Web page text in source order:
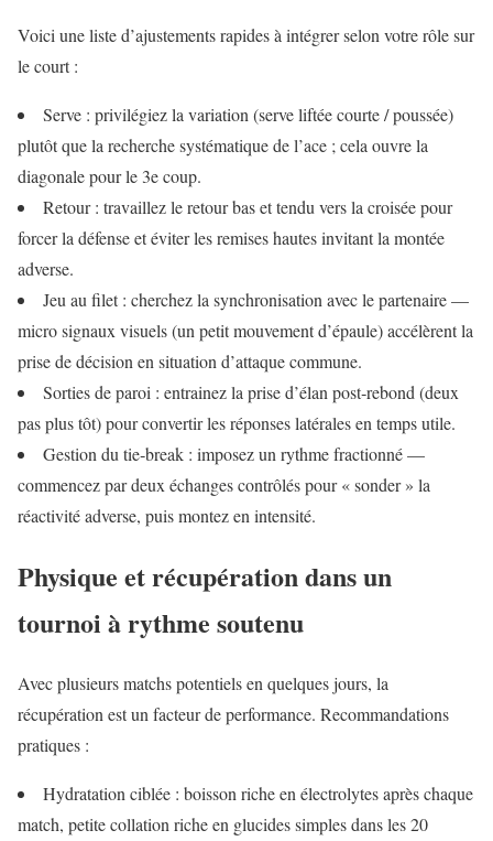
Voici une liste d’ajustements rapides à intégrer selon votre rôle sur
le court :
Serve : privilégiez la variation (serve liftée courte / poussée)
plutôt que la recherche systématique de l’ace ; cela ouvre la
diagonale pour le 3e coup.
Retour : travaillez le retour bas et tendu vers la croisée pour
forcer la défense et éviter les remises hautes invitant la montée
adverse.
Jeu au filet : cherchez la synchronisation avec le partenaire —
micro signaux visuels (un petit mouvement d’épaule) accélèrent la
prise de décision en situation d’attaque commune.
Sorties de paroi : entrainez la prise d’élan post‑rebond (deux
pas plus tôt) pour convertir les réponses latérales en temps utile.
Gestion du tie‑break : imposez un rythme fractionné —
commencez par deux échanges contrôlés pour « sonder » la
réactivité adverse, puis montez en intensité.
Physique et récupération dans un
tournoi à rythme soutenu
Avec plusieurs matchs potentiels en quelques jours, la
récupération est un facteur de performance. Recommandations
pratiques :
Hydratation ciblée : boisson riche en électrolytes après chaque
match, petite collation riche en glucides simples dans les 20